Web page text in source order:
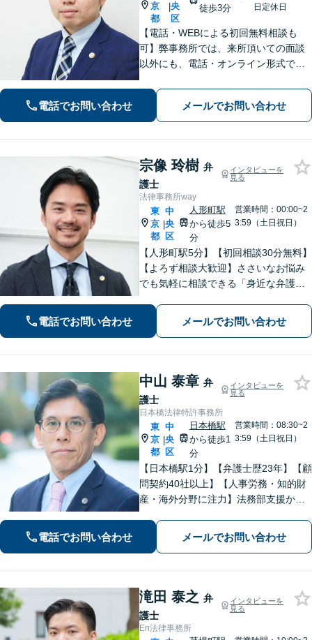
京
都
|央
区
徒歩3分
日定休日
【電話・WEBによる初回無料相談も
可】弊事務所では、来所頂いての面談
以外にも、電話・オンライン形式での
にご相談頂くことで、今のご不安が和
らぐとともに、問題解決のために前に
進むことができます。
電話でお問い合わせ メールでお問い合わせ
宗像 玲樹 弁
護士
インタビューを
見る
法律事務所way
東
京
都
|
中
央
区
人形町駅
から徒歩5
分
営業時間：00:00~2
3:59（土日祝日）
【人形町駅5分】【初回相談30分無料】
【よろず相談大歓迎】ささいなお悩み
でも気軽に相談できる「身近な弁護
お悩みに親身に寄り添い、明るい未来
を歩めるように精一杯サポートいたし
電話でお問い合わせ メールでお問い合わせ
中山 泰章 弁
護士
インタビューを
見る
日本橋法律特許事務所
東
京
都
|
中
央
区
日本橋駅
から徒歩1
分
営業時間：08:30~2
3:59（土日祝日）
【日本橋駅1分】【弁護士歴23年】【顧
問契約40社以上】【人事労務・知的財
産・海外分野に注力】法務部支援から
応えします。上場企業から中小企業ま
で幅広く対応「予防法務も重視し，ク
電話でお問い合わせ メールでお問い合わせ
滝田 泰之 弁
護士
インタビューを
見る
En法律事務所